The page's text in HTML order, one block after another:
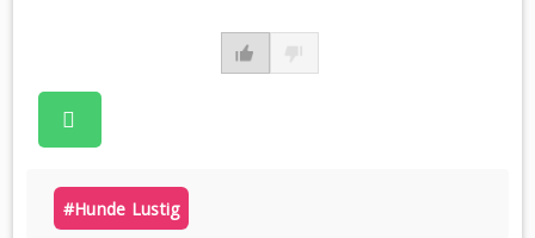
#hunde Lustig